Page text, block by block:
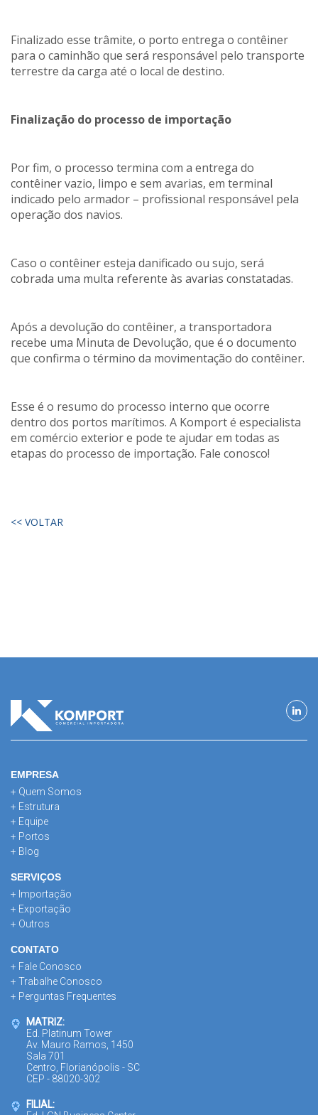
Finalizado esse trâmite, o porto entrega o contêiner
para o caminhão que será responsável pelo transporte
terrestre da carga até o local de destino.
Finalização do processo de importação
Por fim, o processo termina com a entrega do
contêiner vazio, limpo e sem avarias, em terminal
indicado pelo armador – profissional responsável pela
operação dos navios.
Caso o contêiner esteja danificado ou sujo, será
cobrada uma multa referente às avarias constatadas.
Após a devolução do contêiner, a transportadora
recebe uma Minuta de Devolução, que é o documento
que confirma o término da movimentação do contêiner.
Esse é o resumo do processo interno que ocorre
dentro dos portos marítimos. A Komport é especialista
em comércio exterior e pode te ajudar em todas as
etapas do processo de importação. Fale conosco!
<< VOLTAR
EMPRESA
+ Quem Somos
+ Estrutura
+ Equipe
+ Portos
+ Blog
SERVIÇOS
+ Importação
+ Exportação
+ Outros
CONTATO
+ Fale Conosco
+ Trabalhe Conosco
+ Perguntas Frequentes
MATRIZ:
Ed. Platinum Tower
Av. Mauro Ramos, 1450
Sala 701
Centro, Florianópolis - SC
CEP - 88020-302
FILIAL: